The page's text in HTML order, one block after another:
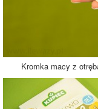
Kromka macy z